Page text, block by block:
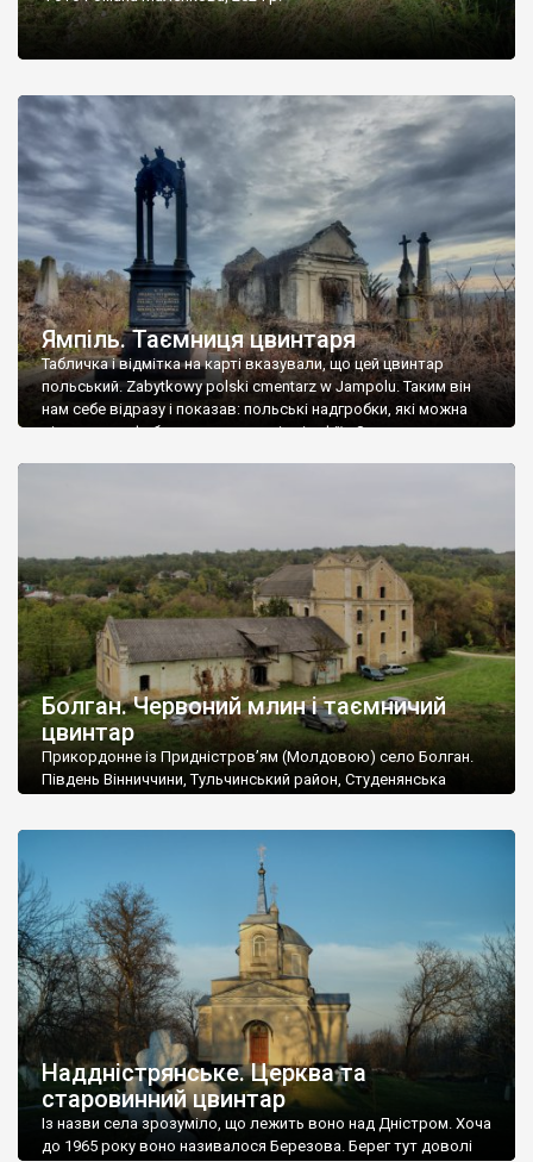
Ямпіль. Таємниця цвинтаря
Табличка і відмітка на карті вказували, що цей цвинтар
польський. Zabytkowy polski cmentarz w Jampolu. Таким він
нам себе відразу і показав: польські надгробки, які можна
віднести до фабричних, польські епітафії… Загалом цвинтар
Болган. Червоний млин і таємничий
цвинтар
Прикордонне із Придністров’ям (Молдовою) село Болган.
Південь Вінниччини, Тульчинський район, Студенянська
старовинний цвинтар із кам’яними хрестами. Всі епітафії, які
збереглися, написані кирилицею, церковнослов’янською
мовою. За всіма традиційними ознаками – цвинтар
український. Хрести датуються 19 століттям. У 1924-1940
роках Болган […]
Наддністрянське. Церква та
старовинний цвинтар
Із назви села зрозуміло, що лежить воно над Дністром. Хоча
до 1965 року воно називалося Березова. Берег тут доволі